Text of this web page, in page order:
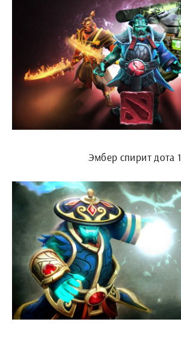
Эмбер спирит дота 1